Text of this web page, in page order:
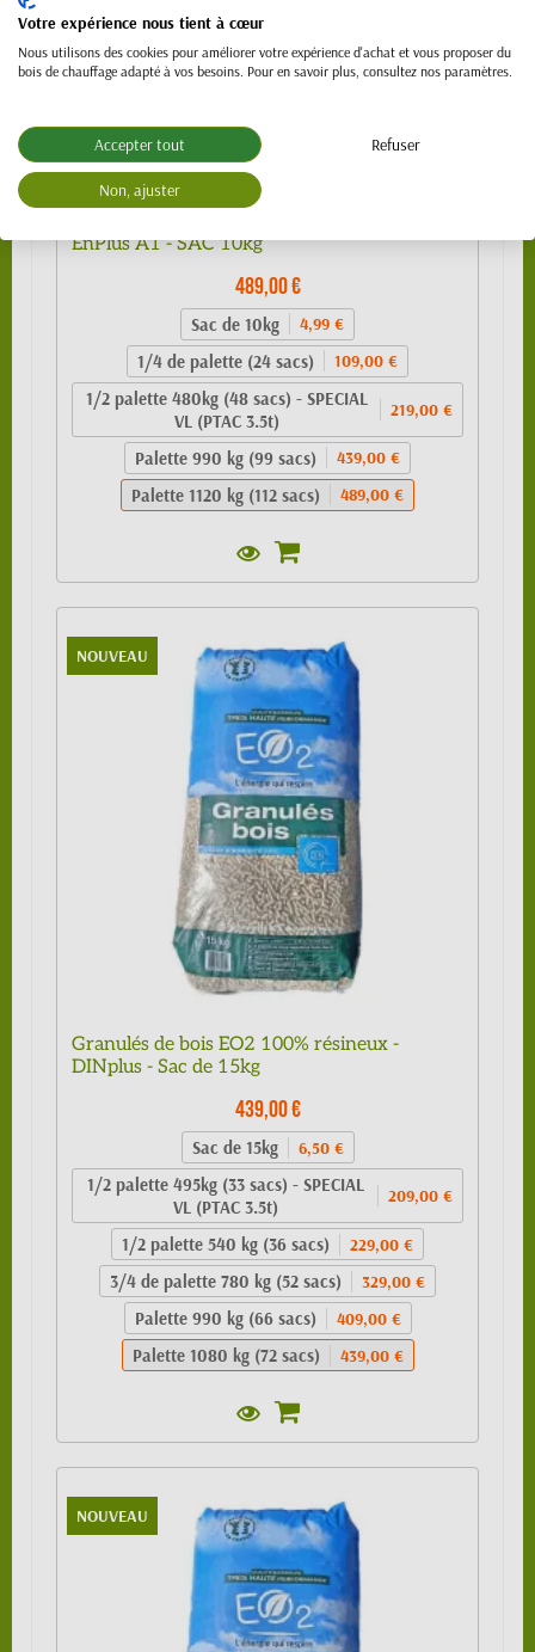
EnPlus A1 - SAC 10kg
489,00 €
Sac de 10kg 4,99 €
1/4 de palette (24 sacs) 109,00 €
1/2 palette 480kg (48 sacs) - SPECIAL
VL (PTAC 3.5t)
219,00 €
Palette 990 kg (99 sacs) 439,00 €
Palette 1120 kg (112 sacs) 489,00 €
NOUVEAU
Granulés de bois EO2 100% résineux -
DINplus - Sac de 15kg
439,00 €
Sac de 15kg 6,50 €
1/2 palette 495kg (33 sacs) - SPECIAL
VL (PTAC 3.5t)
209,00 €
1/2 palette 540 kg (36 sacs) 229,00 €
3/4 de palette 780 kg (52 sacs) 329,00 €
Palette 990 kg (66 sacs) 409,00 €
Palette 1080 kg (72 sacs) 439,00 €
NOUVEAU
Votre expérience nous tient à cœur
Nous utilisons des cookies pour améliorer votre expérience d'achat et vous proposer du
bois de chauffage adapté à vos besoins. Pour en savoir plus, consultez nos paramètres.
Accepter tout Refuser
Non, ajuster